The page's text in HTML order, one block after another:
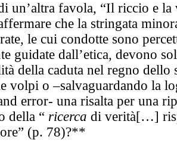
un’altra favola, “Il riccio e la
che la stringata
le cui condotte sono
guidate dall’etica, devono
della caduta nel regno dello
volpi o –salvaguardando la
error- una risalta per una
della “ ricerca di verità[…]
(p. 78)?**